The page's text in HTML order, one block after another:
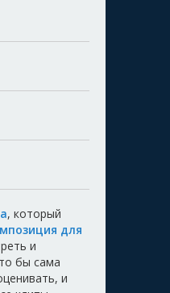
, который
для
и
бы сама
и